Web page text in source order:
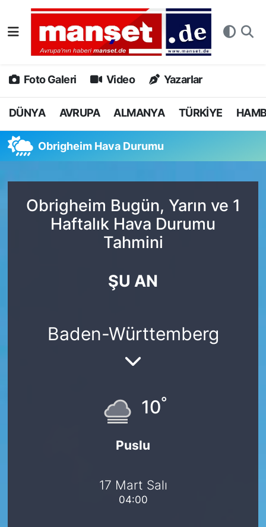
Foto Galeri Video Yazarlar
DÜNYA AVRUPA ALMANYA TÜRKİYE
Obrigheim Hava Durumu
Obrigheim Bugün, Yarın ve 1
Haftalık Hava Durumu
Tahmini
ŞU AN
Baden-Württemberg
10°
Puslu
17 Mart Salı
04:00
DÜNYA
AVRUPA
ALMANYA
SPOR
DEUTSCH
Nöbetçi Eczaneler
Hava Durumu
Namaz Vakitleri
Tüm Manşetler
Son Dakika Haberleri